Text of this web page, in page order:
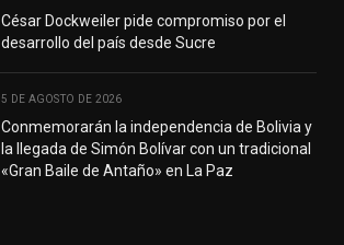
César Dockweiler pide compromiso por el
desarrollo del país desde Sucre
5 DE AGOSTO DE 2026
Conmemorarán la independencia de Bolivia y
la llegada de Simón Bolívar con un tradicional
«Gran Baile de Antaño» en La Paz